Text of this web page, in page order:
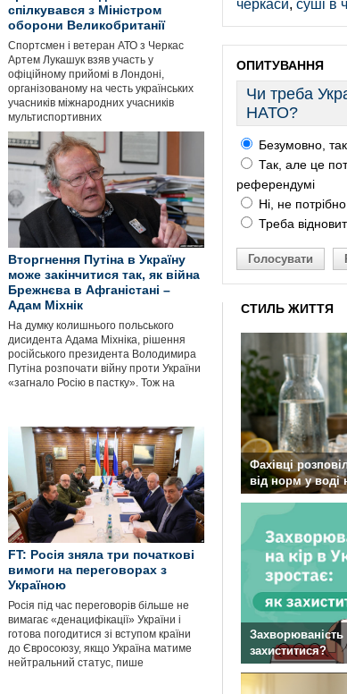
спілкувався з Міністром
оборони Великобританії
Спортсмен і ветеран АТО з Черкас
Артем Лукашук взяв участь у
офіційному прийомі в Лондоні,
організованому на честь українських
учасників міжнародних учасників
мультиспортивних
Вторгнення Путіна в Україну
може закінчитися так, як війна
Брежнєва в Афганістані –
Адам Міхнік
На думку колишнього польського
дисидента Адама Міхніка, рішення
російського президента Володимира
Путіна розпочати війну проти України
«загнало Росію в пастку». Тож на
FT: Росія зняла три початкові
вимоги на переговорах з
Україною
Росія під час переговорів більше не
вимагає «денацифікації» України і
готова погодитися зі вступом країни
до Євросоюзу, якщо Україна матиме
нейтральний статус, пише
черкаси, суші в
ОПИТУВАННЯ
Чи треба
НАТО?
Безумовно, так
Так, але це
референдумі
Ні, не потрібно
Треба
Голосувати
СТИЛЬ ЖИТТЯ
Фахівці
від норм у воді
Захворюваність
захиститися?